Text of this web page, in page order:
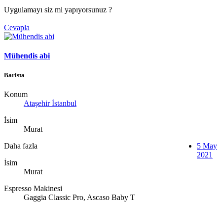
Uygulamayı siz mi yapıyorsunuz ?
Cevapla
Mühendis abi
Barista
Konum
Ataşehir İstanbul
İsim
Murat
Daha fazla
İsim
Murat
Espresso Makinesi
Gaggia Classic Pro, Ascaso Baby T
5 May
2021